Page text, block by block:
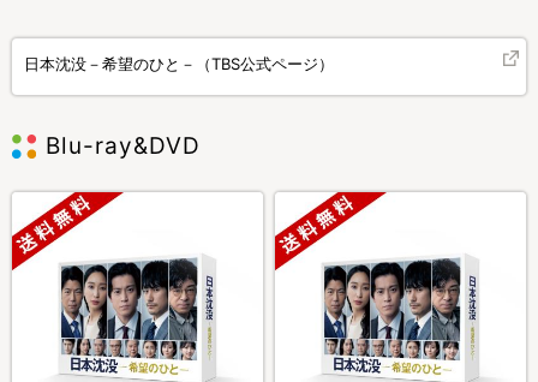
日本沈没－希望のひと－（TBS公式ページ）
Blu-ray&DVD